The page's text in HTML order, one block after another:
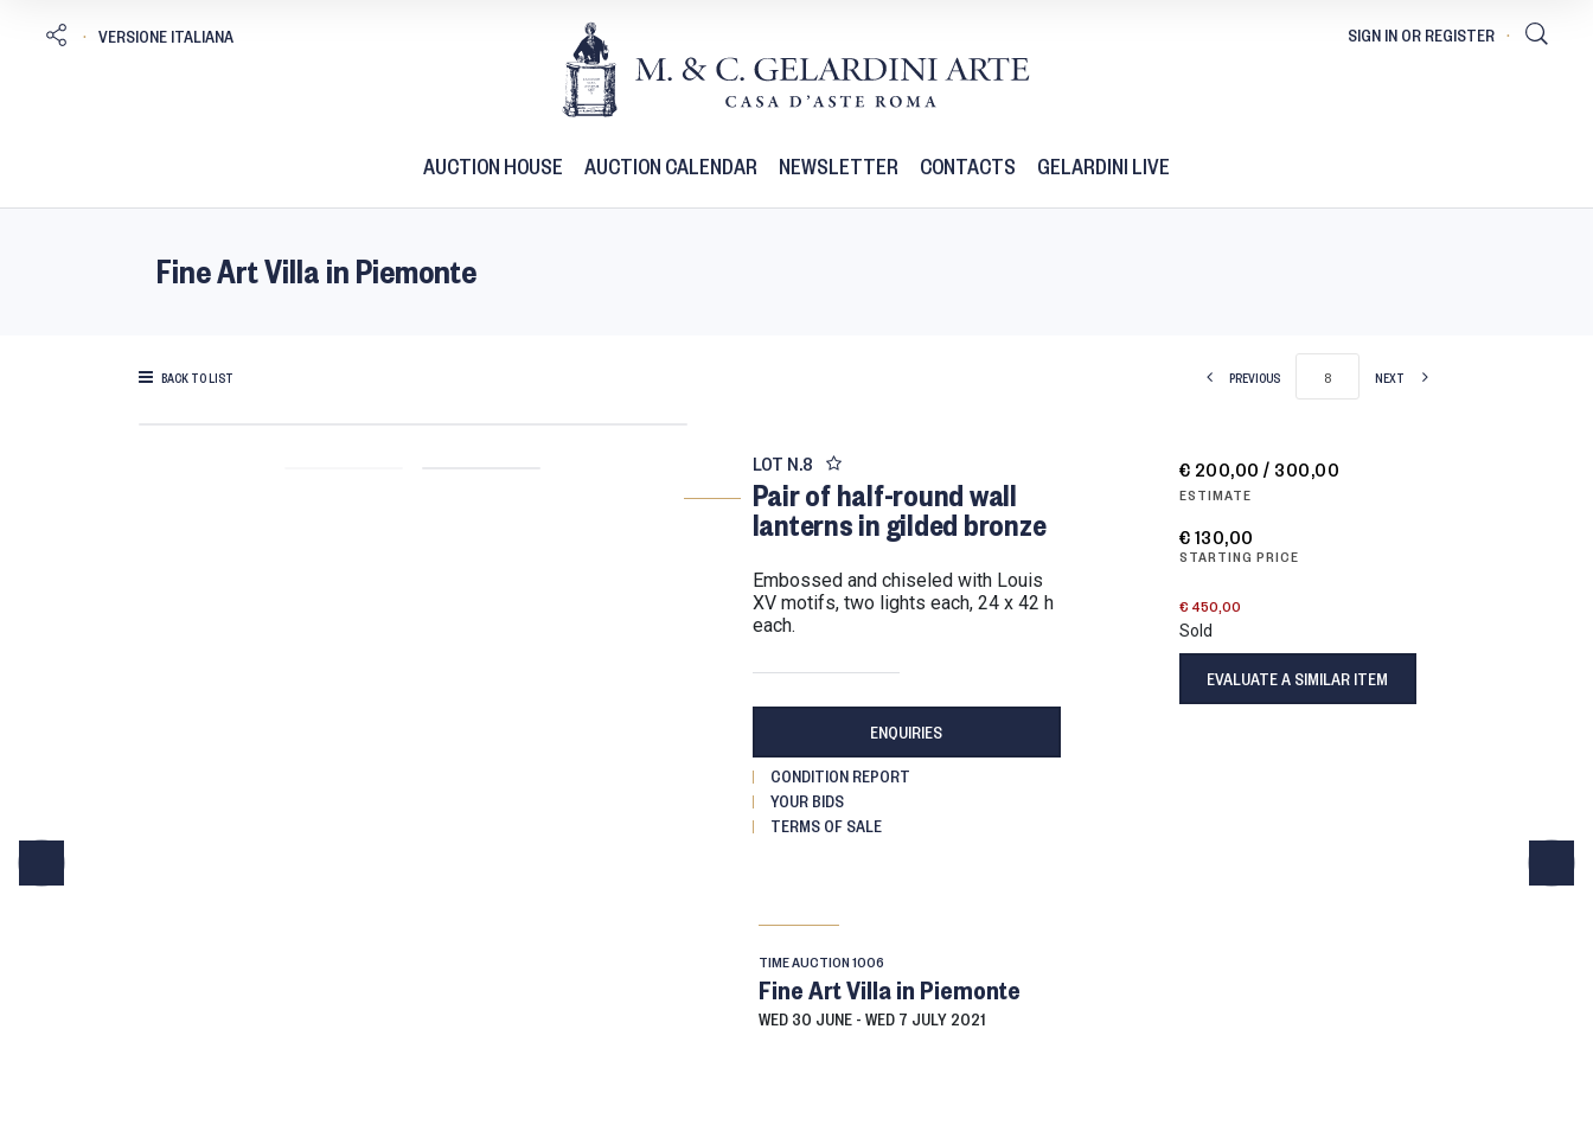
AUCTION HOUSE AUCTION CALENDAR NEWSLETTER CONTACTS GELARDINI LIVE
Fine Art Villa in Piemonte
BACK TO LIST PREVIOUS NEXT
LOT N.8
Pair of half-round wall
lanterns in gilded bronze
embossed and chiseled with Louis
XV motifs, two lights each, 24 x 42 h
each.
ENQUIRIES
CONDITION REPORT
YOUR BIDS
TERMS OF SALE
TIME AUCTION1006
Fine Art Villa in Piemonte
WED30 JUNE - WED7 JULY 2021
€ 200,00 / 300,00
ESTIMATE
€ 130,00
STARTING PRICE
€ 450,00
Sold
EVALUATE A SIMILAR ITEM